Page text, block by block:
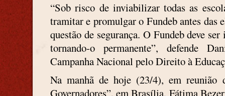
“Sob risco de inviabilizar todas as
tramitar e promulgar o Fundeb antes das
questão de segurança. O Fundeb deve
tornando-o permanente”, defende
Campanha Nacional pelo Direito à
Na manhã de hoje (23/4), em reunião
Governadores”, em Brasília, Fátima